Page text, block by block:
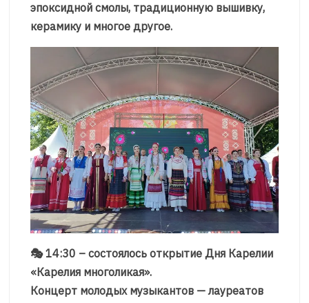
эпоксидной смолы, традиционную вышивку,
керамику и многое другое.
🎭 14:30 – состоялось открытие Дня Карелии
«Карелия многоликая».
Концерт молодых музыкантов — лауреатов